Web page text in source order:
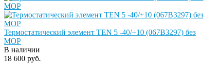
Термостатический элемент TEN 5 -40/+10 (067B3297) без
MOP
В наличии
18 600 руб.